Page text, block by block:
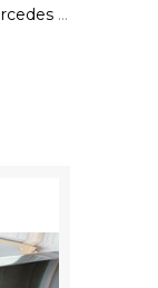
Blech Hitzeschild Hitzeblech Mercedes Benz C-Klasse W204 A6420961168